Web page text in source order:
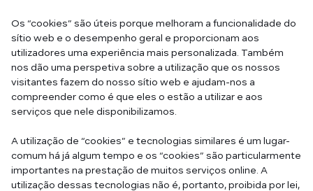
Os “cookies” são úteis porque melhoram a funcionalidade do
sítio web e o desempenho geral e proporcionam aos
utilizadores uma experiência mais personalizada. Também
nos dão uma perspetiva sobre a utilização que os nossos
visitantes fazem do nosso sítio web e ajudam-nos a
compreender como é que eles o estão a utilizar e aos
serviços que nele disponibilizamos.
A utilização de “cookies” e tecnologias similares é um lugar-
comum há já algum tempo e os “cookies” são particularmente
importantes na prestação de muitos serviços online. A
utilização dessas tecnologias não é, portanto, proibida por lei,